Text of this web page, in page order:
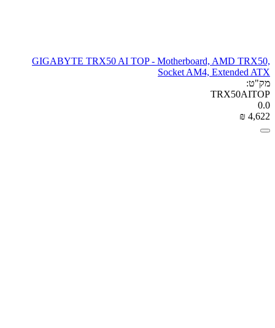
GIGABYTE TRX50 AI TOP - Motherboard, AMD TRX50,
Socket AM4, Extended ATX
מק"ט:
TRX50AITOP
0.0
₪ 4,622